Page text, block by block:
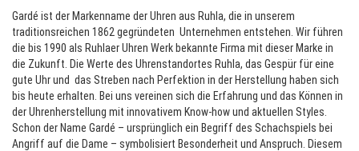
Gardé ist der Markenname der Uhren aus Ruhla, die in unserem
traditionsreichen 1862 gegründeten Unternehmen entstehen. Wir führen
die bis 1990 als Ruhlaer Uhren Werk bekannte Firma mit dieser Marke in
die Zukunft. Die Werte des Uhrenstandortes Ruhla, das Gespür für eine
gute Uhr und das Streben nach Perfektion in der Herstellung haben sich
bis heute erhalten. Bei uns vereinen sich die Erfahrung und das Können in
der Uhrenherstellung mit innovativem Know-how und aktuellen Styles.
Schon der Name Gardé – ursprünglich ein Begriff des Schachspiels bei
Angriff auf die Dame – symbolisiert Besonderheit und Anspruch. Diesem